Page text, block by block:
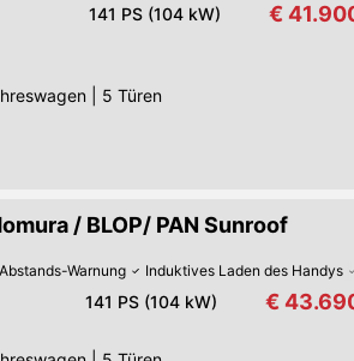
141 PS (104 kW) €
5 Türen
/ BLOP/ PAN Sunroof
Abstands-Warnung Induktives Laden des Handys
141 PS (104 kW) €